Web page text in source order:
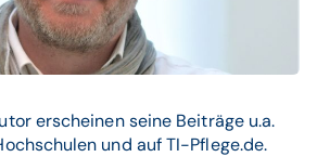
erscheinen seine Beiträge u.a.
und auf TI-Pflege.de.